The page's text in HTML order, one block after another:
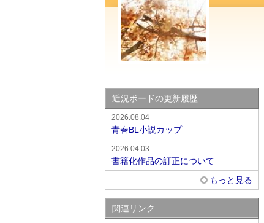
近況ボードの更新履歴
2026.08.04
青春BL小説カップ
2026.04.03
書籍化作品の訂正について
もっと見る
関連リンク